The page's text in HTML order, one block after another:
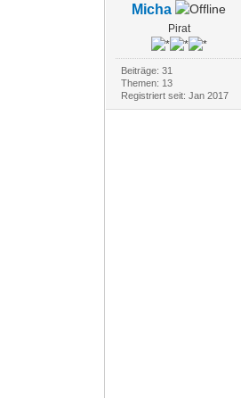
Micha
Pirat
Beiträge: 31
Themen: 13
Registriert seit: Jan 2017